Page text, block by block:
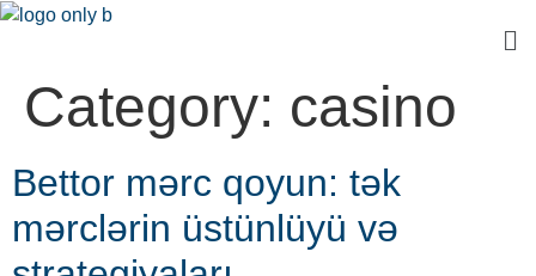
Category: casino
Bettor mərc qoyun: tək
mərclərin üstünlüyü və